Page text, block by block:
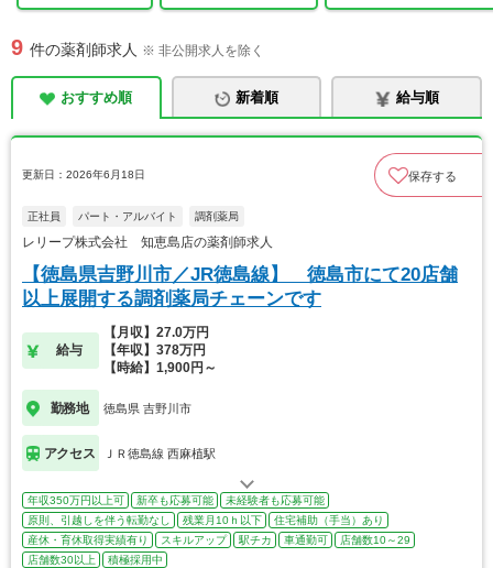
9 件の薬剤師求人 ※ 非公開求人を除く
おすすめ順 新着順 給与順
更新日：2026年6月18日 保存する
正社員 パート・アルバイト 調剤薬局
レリープ株式会社 知恵島店の薬剤師求人
【徳島県吉野川市／JR徳島線】 徳島市にて20店舗
以上展開する調剤薬局チェーンです
給与
【月収】27.0万円
【年収】378万円
【時給】1,900円～
勤務地 徳島県 吉野川市
アクセス ＪＲ徳島線 西麻植駅
年収350万円以上可 新卒も応募可能
未経験者も応募可能
原則、引越しを伴う転勤なし
残業月10ｈ以下
住宅補助（手当）あり
産休・育休取得実績有り
スキルアップ 駅チカ 車通勤可
店舗数10～29
店舗数30以上
積極採用中